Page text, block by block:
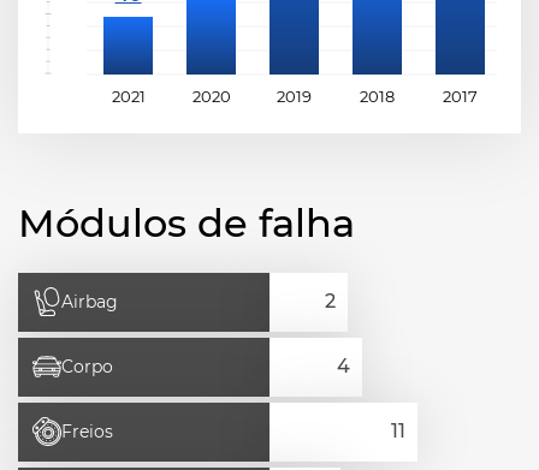
2021 2020 2019 2018 2017
Módulos de falha
Airbag
Corpo
Freios